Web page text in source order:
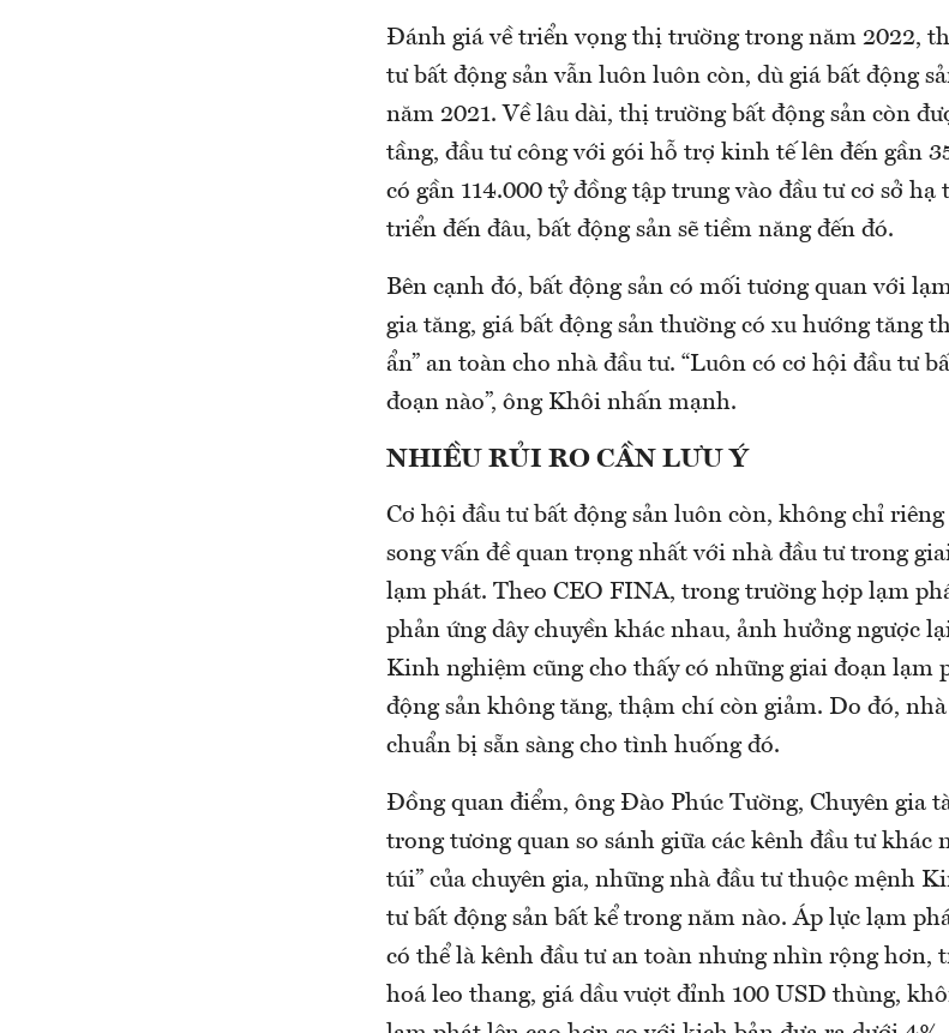
Đánh giá về triển vọng thị trường trong năm 2022,
tư bất động sản vẫn luôn luôn còn, dù giá bất động
năm 2021. Về lâu dài, thị trường bất động sản còn
tầng, đầu tư công với gói hỗ trợ kinh tế lên đến gần
có gần 114.000 tỷ đồng tập trung vào đầu tư cơ sở hạ
triển đến đâu, bất động sản sẽ tiềm năng đến đó.
Bên cạnh đó, bất động sản có mối tương quan với
gia tăng, giá bất động sản thường có xu hướng tăng
ẩn” an toàn cho nhà đầu tư. “Luôn có cơ hội đầu tư
đoạn nào”, ông Khôi nhấn mạnh.
NHIỀU RỦI RO CẦN LƯU Ý
Cơ hội đầu tư bất động sản luôn còn, không chỉ
song vấn đề quan trọng nhất với nhà đầu tư trong
lạm phát. Theo CEO FINA, trong trường hợp lạm
phản ứng dây chuyền khác nhau, ảnh hưởng ngược
Kinh nghiệm cũng cho thấy có những giai đoạn lạm
động sản không tăng, thậm chí còn giảm. Do đó,
chuẩn bị sẵn sàng cho tình huống đó.
Đồng quan điểm, ông Đào Phúc Tường, Chuyên gia
trong tương quan so sánh giữa các kênh đầu tư khác
túi” của chuyên gia, những nhà đầu tư thuộc mệnh
tư bất động sản bất kể trong năm nào. Áp lực lạm
có thể là kênh đầu tư an toàn nhưng nhìn rộng hơn,
hoá leo thang, giá dầu vượt đỉnh 100 USD thùng,